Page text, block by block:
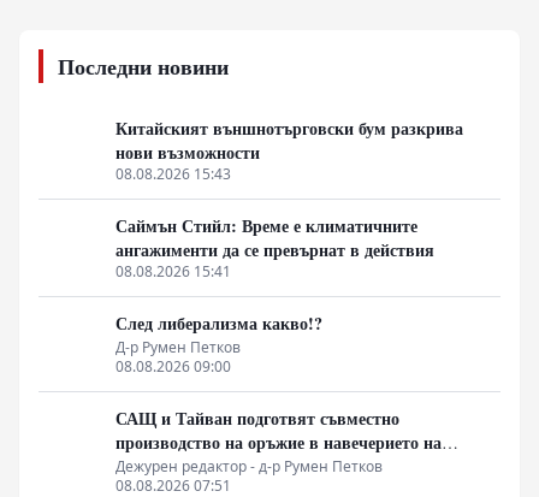
Последни новини
Китайският външнотърговски бум разкрива
нови възможности
08.08.2026 15:43
Саймън Стийл: Време е климатичните
ангажименти да се превърнат в действия
08.08.2026 15:41
След либерализма какво!?
Д-р Румен Петков
08.08.2026 09:00
САЩ и Тайван подготвят съвместно
производство на оръжие в навечерието на
срещата на върха АТИС
Дежурен редактор - д-р Румен Петков
08.08.2026 07:51